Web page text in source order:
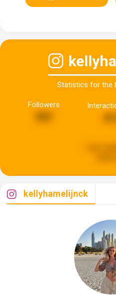
Statistics for the
Followers
kellyhamelijnck